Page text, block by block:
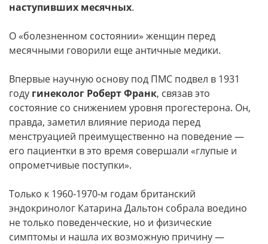
наступивших месячных.
О «болезненном состоянии» женщин перед
месячными говорили еще античные медики.
Впервые научную основу под ПМС подвел в 1931
году гинеколог Роберт Франк, связав это
состояние со снижением уровня прогестерона. Он,
правда, заметил влияние периода перед
менструацией преимущественно на поведение —
его пациентки в это время совершали «глупые и
опрометчивые поступки».
Только к 1960-1970-м годам британский
эндокринолог Катарина Дальтон собрала воедино
не только поведенческие, но и физические
симптомы и нашла их возможную причину —